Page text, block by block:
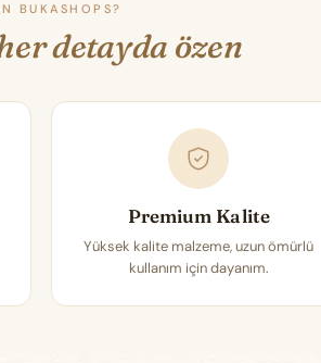
BUKASHOPS?
detayda özen
Premium Kalite
Yüksek kalite malzeme, uzun ömürlü
kullanım için dayanım.